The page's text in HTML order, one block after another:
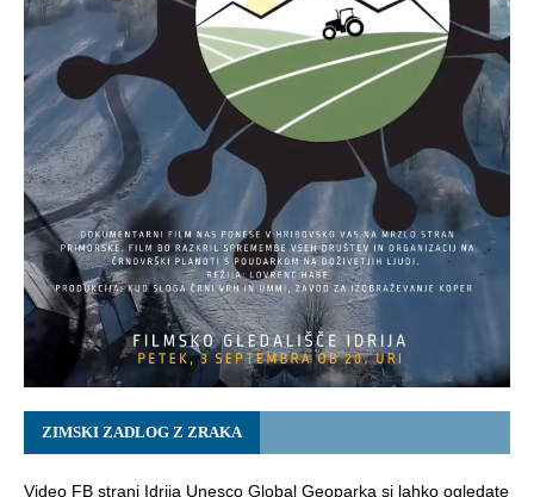
ZIMSKI ZADLOG Z ZRAKA
Video FB strani Idrija Unesco Global Geoparka si lahko ogledate